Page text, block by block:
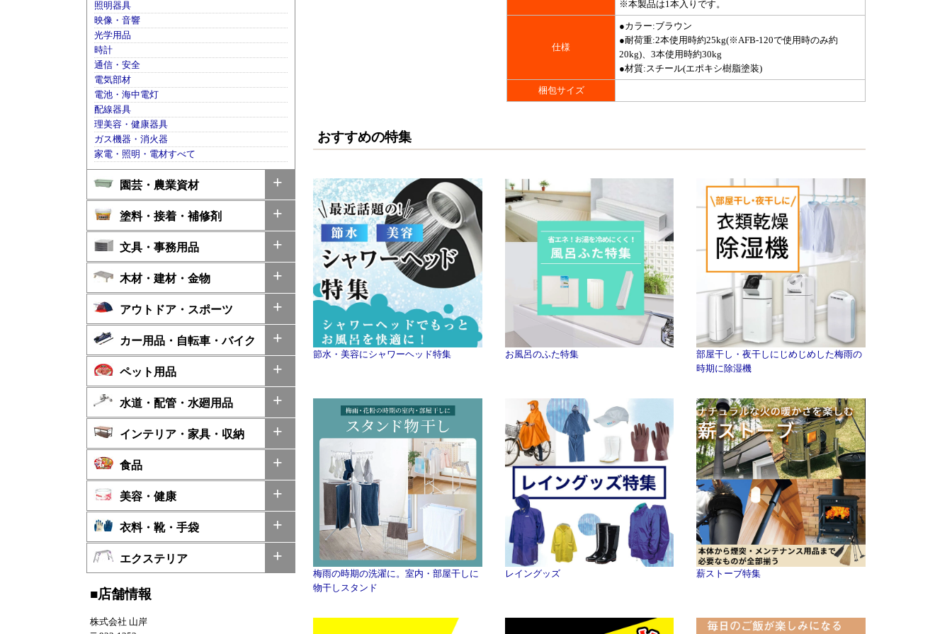
照明器具
映像・音響
光学用品
時計
通信・安全
電気部材
電池・海中電灯
配線器具
理美容・健康器具
ガス機器・消火器
家電・照明・電材すべて
園芸・農業資材
塗料・接着・補修剤
文具・事務用品
木材・建材・金物
アウトドア・スポーツ
カー用品・自転車・バイク
ペット用品
水道・配管・水廻用品
インテリア・家具・収納
食品
美容・健康
衣料・靴・手袋
エクステリア
■店舗情報
株式会社 山岸
※本製品は1本入りです。
仕様
●カラー:ブラウン
●耐荷重:2本使用時約25kg(※AFB-120で使用時のみ約
20kg)、3本使用時約30kg
●材質:スチール(エポキシ樹脂塗装)
梱包サイズ
おすすめの特集
節水・美容にシャワーヘッド特集 お風呂のふた特集
部屋干し・夜干しにじめじめした梅雨の
時期に除湿機
梅雨の時期の洗濯に。室内・部屋干しに
物干しスタンド
レイングッズ 薪ストーブ特集